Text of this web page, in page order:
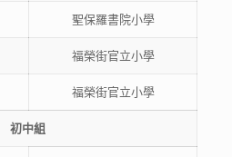
聖保羅書院小學
福榮街官立小學
福榮街官立小學
初中組